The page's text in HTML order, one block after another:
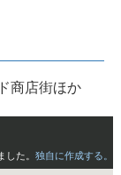
商店街ほか